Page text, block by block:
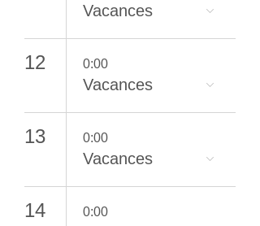
Vacances
12 0:00
Vacances
13 0:00
Vacances
14 0:00